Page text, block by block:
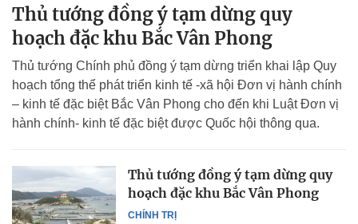
Thủ tướng đồng ý tạm dừng quy
hoạch đặc khu Bắc Vân Phong
Thủ tướng Chính phủ đồng ý tạm dừng triển khai lập Quy
hoạch tổng thể phát triển kinh tế -xã hội Đơn vị hành chính
– kinh tế đặc biệt Bắc Vân Phong cho đến khi Luật Đơn vị
hành chính- kinh tế đặc biệt được Quốc hội thông qua.
CHÍNH TRỊ
Thủ tướng đồng ý tạm dừng quy
hoạch đặc khu Bắc Vân Phong